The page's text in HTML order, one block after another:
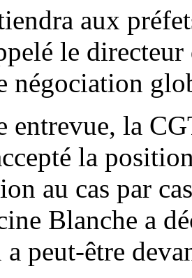
aux
le
négociation
entrevue, la
la
au cas par
Blanche a
a peut-être